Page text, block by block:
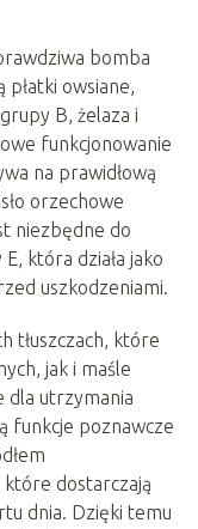
bomba
płatki owsiane,
B, żelaza i
funkcjonowanie
na prawidłową
orzechowe
niezbędne do
która działa jako
uszkodzeniami.
tłuszczach, które
jak i maśle
dla utrzymania
funkcje poznawcze
dostarczają
dnia. Dzięki temu